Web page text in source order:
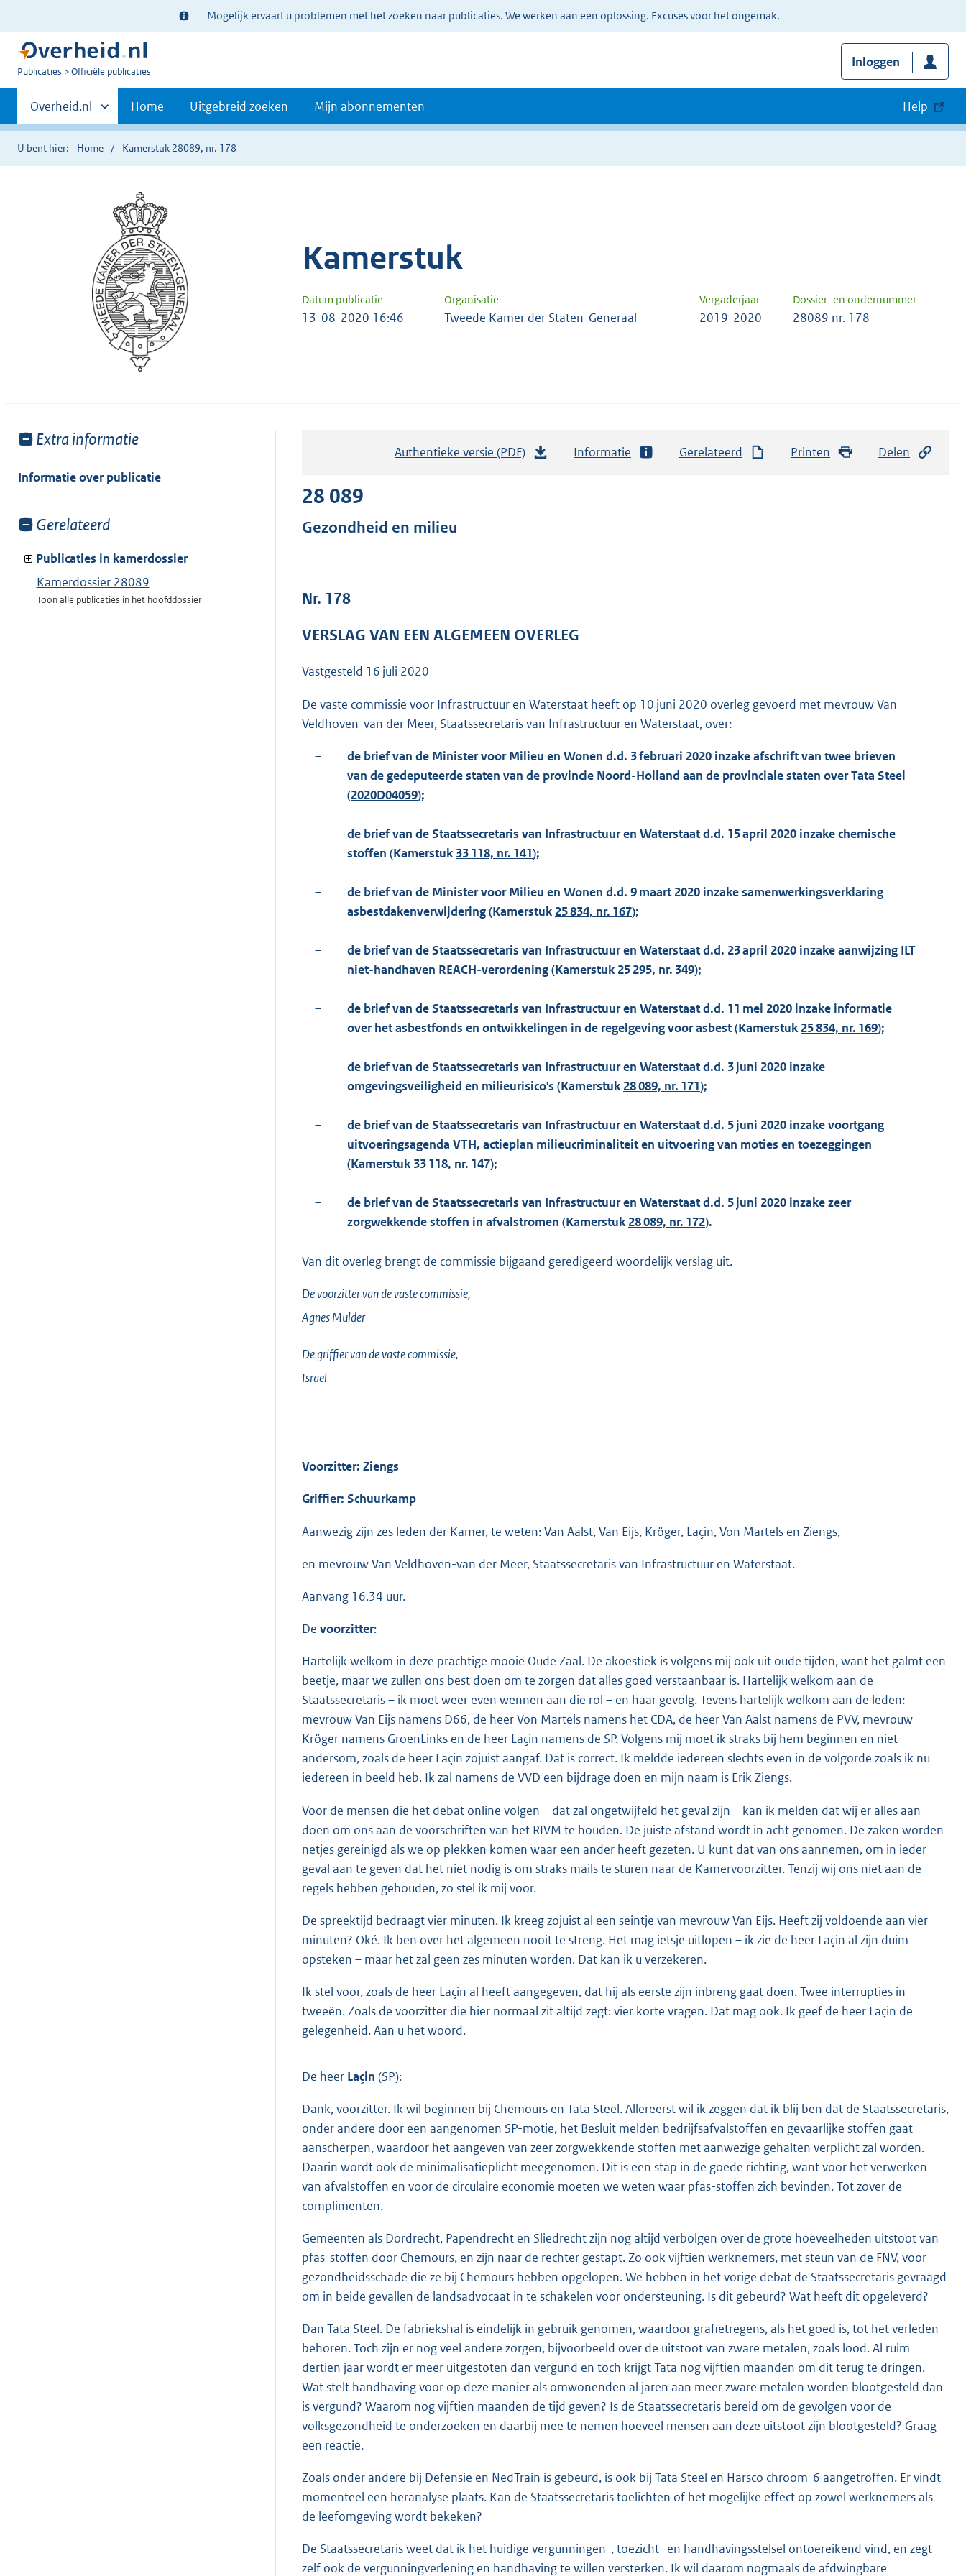
Ter
informatie:
Mogelijk ervaart u problemen met het zoeken naar publicaties. We werken aan een oplossing. Excuses voor het ongemak.
U
Publicaties Officiële publicaties
Inloggen
Primaire
navigatie
Andere
sites
binnen
Overheid.nl Home Uitgebreid zoeken Mijn abonnementen Help
U bent hier: Home Kamerstuk 28089, nr. 178
Kamerstuk
Datum publicatie Organisatie Vergaderjaar Dossier- en ondernummer
13-08-2020 16:46 Tweede Kamer der Staten-Generaal 2019-2020 28089 nr. 178
Toon
van:
Extra informatie
Informatie over publicatie
Toon
van:
Gerelateerd
Publicaties in kamerdossier
Kamerdossier 28089
Toon alle publicaties in het hoofddossier
Authentieke versie (PDF)
r
t
e
1
4
b
Informatie Gerelateerd Printen Delen
28 089
Gezondheid en milieu
Nr. 178
VERSLAG VAN EEN ALGEMEEN OVERLEG
Vastgesteld 16 juli 2020
De vaste commissie voor Infrastructuur en Waterstaat heeft op 10 juni 2020 overleg gevoerd met mevrouw Van
Veldhoven-van der Meer, Staatssecretaris van Infrastructuur en Waterstaat, over:
–
de brief van de Minister voor Milieu en Wonen d.d. 3 februari 2020 inzake afschrift van twee brieven
van de gedeputeerde staten van de provincie Noord-Holland aan de provinciale staten over Tata Steel
(2020D04059);
–
de brief van de Staatssecretaris van Infrastructuur en Waterstaat d.d. 15 april 2020 inzake chemische
stoffen (Kamerstuk 33 118, nr. 141);
–
de brief van de Minister voor Milieu en Wonen d.d. 9 maart 2020 inzake samenwerkingsverklaring
asbestdakenverwijdering (Kamerstuk 25 834, nr. 167);
–
de brief van de Staatssecretaris van Infrastructuur en Waterstaat d.d. 23 april 2020 inzake aanwijzing ILT
niet-handhaven REACH-verordening (Kamerstuk 25 295, nr. 349);
–
de brief van de Staatssecretaris van Infrastructuur en Waterstaat d.d. 11 mei 2020 inzake informatie
over het asbestfonds en ontwikkelingen in de regelgeving voor asbest (Kamerstuk 25 834, nr. 169);
–
de brief van de Staatssecretaris van Infrastructuur en Waterstaat d.d. 3 juni 2020 inzake
omgevingsveiligheid en milieurisico's (Kamerstuk 28 089, nr. 171);
–
de brief van de Staatssecretaris van Infrastructuur en Waterstaat d.d. 5 juni 2020 inzake voortgang
uitvoeringsagenda VTH, actieplan milieucriminaliteit en uitvoering van moties en toezeggingen
(Kamerstuk 33 118, nr. 147);
–
de brief van de Staatssecretaris van Infrastructuur en Waterstaat d.d. 5 juni 2020 inzake zeer
zorgwekkende stoffen in afvalstromen (Kamerstuk 28 089, nr. 172).
Van dit overleg brengt de commissie bijgaand geredigeerd woordelijk verslag uit.
De voorzitter van de vaste commissie,
AgnesMulder
De griffier van de vaste commissie,
Israel
Voorzitter: Ziengs
Griffier: Schuurkamp
Aanwezig zijn zes leden der Kamer, te weten: Van Aalst, Van Eijs, Kröger, Laçin, Von Martels en Ziengs,
en mevrouw Van Veldhoven-van der Meer, Staatssecretaris van Infrastructuur en Waterstaat.
Aanvang 16.34 uur.
De voorzitter:
Hartelijk welkom in deze prachtige mooie Oude Zaal. De akoestiek is volgens mij ook uit oude tijden, want het galmt een
beetje, maar we zullen ons best doen om te zorgen dat alles goed verstaanbaar is. Hartelijk welkom aan de
Staatssecretaris – ik moet weer even wennen aan die rol – en haar gevolg. Tevens hartelijk welkom aan de leden:
mevrouw Van Eijs namens D66, de heer Von Martels namens het CDA, de heer Van Aalst namens de PVV, mevrouw
Kröger namens GroenLinks en de heer Laçin namens de SP. Volgens mij moet ik straks bij hem beginnen en niet
andersom, zoals de heer Laçin zojuist aangaf. Dat is correct. Ik meldde iedereen slechts even in de volgorde zoals ik nu
iedereen in beeld heb. Ik zal namens de VVD een bijdrage doen en mijn naam is Erik Ziengs.
Voor de mensen die het debat online volgen – dat zal ongetwijfeld het geval zijn – kan ik melden dat wij er alles aan
doen om ons aan de voorschriften van het RIVM te houden. De juiste afstand wordt in acht genomen. De zaken worden
netjes gereinigd als we op plekken komen waar een ander heeft gezeten. U kunt dat van ons aannemen, om in ieder
geval aan te geven dat het niet nodig is om straks mails te sturen naar de Kamervoorzitter. Tenzij wij ons niet aan de
regels hebben gehouden, zo stel ik mij voor.
De spreektijd bedraagt vier minuten. Ik kreeg zojuist al een seintje van mevrouw Van Eijs. Heeft zij voldoende aan vier
minuten? Oké. Ik ben over het algemeen nooit te streng. Het mag ietsje uitlopen – ik zie de heer Laçin al zijn duim
opsteken – maar het zal geen zes minuten worden. Dat kan ik u verzekeren.
Ik stel voor, zoals de heer Laçin al heeft aangegeven, dat hij als eerste zijn inbreng gaat doen. Twee interrupties in
tweeën. Zoals de voorzitter die hier normaal zit altijd zegt: vier korte vragen. Dat mag ook. Ik geef de heer Laçin de
gelegenheid. Aan u het woord.
De heer Laçin (SP):
Dank, voorzitter. Ik wil beginnen bij Chemours en Tata Steel. Allereerst wil ik zeggen dat ik blij ben dat de Staatssecretaris,
onder andere door een aangenomen SP-motie, het Besluit melden bedrijfsafvalstoffen en gevaarlijke stoffen gaat
aanscherpen, waardoor het aangeven van zeer zorgwekkende stoffen met aanwezige gehalten verplicht zal worden.
Daarin wordt ook de minimalisatieplicht meegenomen. Dit is een stap in de goede richting, want voor het verwerken
van afvalstoffen en voor de circulaire economie moeten we weten waar pfas-stoffen zich bevinden. Tot zover de
complimenten.
Gemeenten als Dordrecht, Papendrecht en Sliedrecht zijn nog altijd verbolgen over de grote hoeveelheden uitstoot van
pfas-stoffen door Chemours, en zijn naar de rechter gestapt. Zo ook vijftien werknemers, met steun van de FNV, voor
gezondheidsschade die ze bij Chemours hebben opgelopen. We hebben in het vorige debat de Staatssecretaris gevraagd
om in beide gevallen de landsadvocaat in te schakelen voor ondersteuning. Is dit gebeurd? Wat heeft dit opgeleverd?
Dan Tata Steel. De fabriekshal is eindelijk in gebruik genomen, waardoor grafietregens, als het goed is, tot het verleden
behoren. Toch zijn er nog veel andere zorgen, bijvoorbeeld over de uitstoot van zware metalen, zoals lood. Al ruim
dertien jaar wordt er meer uitgestoten dan vergund en toch krijgt Tata nog vijftien maanden om dit terug te dringen.
Wat stelt handhaving voor op deze manier als omwonenden al jaren aan meer zware metalen worden blootgesteld dan
is vergund? Waarom nog vijftien maanden de tijd geven? Is de Staatssecretaris bereid om de gevolgen voor de
volksgezondheid te onderzoeken en daarbij mee te nemen hoeveel mensen aan deze uitstoot zijn blootgesteld? Graag
een reactie.
Zoals onder andere bij Defensie en NedTrain is gebeurd, is ook bij Tata Steel en Harsco chroom-6 aangetroffen. Er vindt
momenteel een heranalyse plaats. Kan de Staatssecretaris toelichten of het mogelijke effect op zowel werknemers als
de leefomgeving wordt bekeken?
De Staatssecretaris weet dat ik het huidige vergunningen-, toezicht- en handhavingsstelsel ontoereikend vind, en zegt
zelf ook de vergunningverlening en handhaving te willen versterken. Ik wil daarom nogmaals de afdwingbare